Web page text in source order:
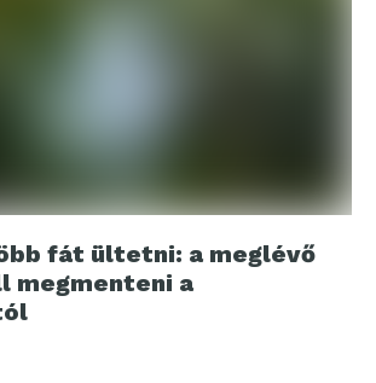
fát ültetni: a meglévő
megmenteni a